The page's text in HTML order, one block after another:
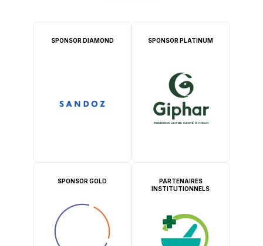
SPONSOR DIAMOND SPONSOR PLATINUM
SPONSOR GOLD
PARTENAIRES
INSTITUTIONNELS